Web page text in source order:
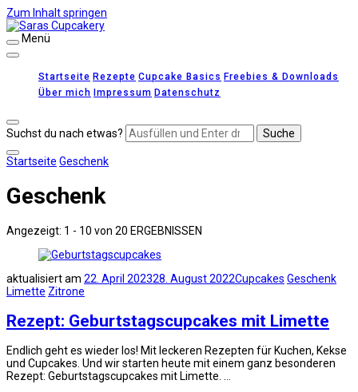
Zum Inhalt springen
Menü
Startseite Rezepte Cupcake Basics Freebies & Downloads
Über mich Impressum Datenschutz
Suchst du nach etwas?
Startseite Geschenk
Geschenk
Angezeigt: 1 - 10 von 20 ERGEBNISSEN
aktualisiert am 22. April 202328. August 2022Cupcakes Geschenk
Limette Zitrone
Rezept: Geburtstagscupcakes mit Limette
Endlich geht es wieder los! Mit leckeren Rezepten für Kuchen, Kekse
und Cupcakes. Und wir starten heute mit einem ganz besonderen
Rezept: Geburtstagscupcakes mit Limette. …